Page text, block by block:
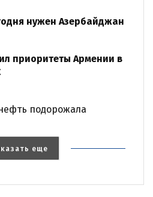
нужен Азербайджан
приоритеты Армении в
подорожала
еще